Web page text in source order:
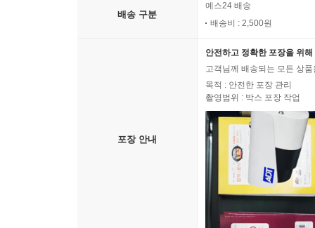
배송 구분
예스24 배송
배송비 : 2,500원
포장 안내
안전하고 정확한 포장을 위
고객님께 배송되는 모든 상
목적 : 안전한 포장 관리
촬영범위 : 박스 포장 작업